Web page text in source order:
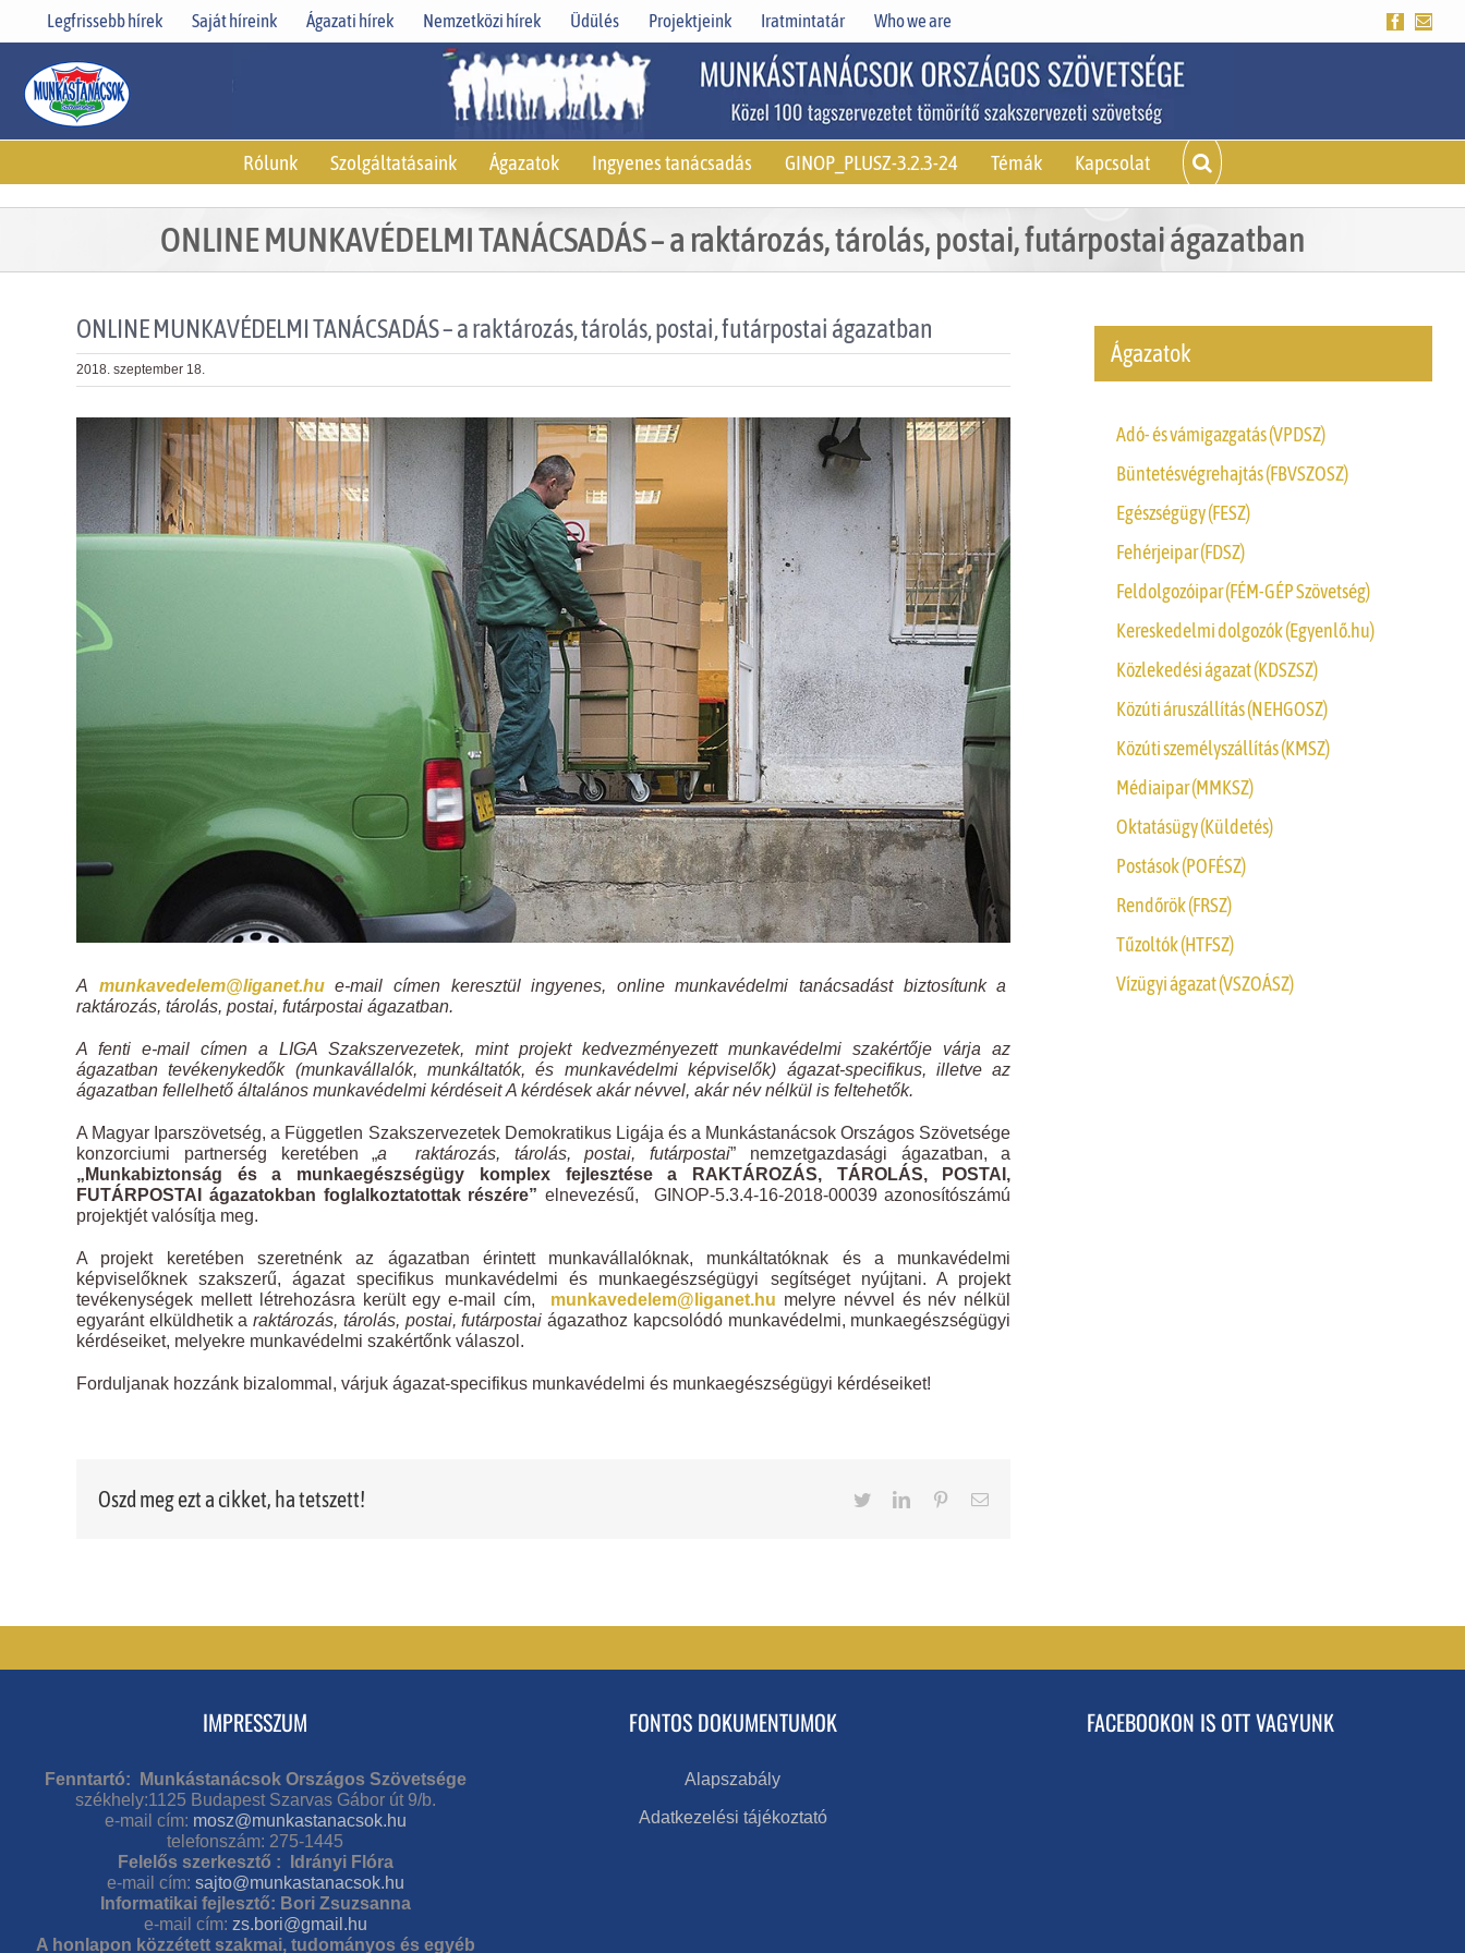
Legfrissebb hírek Saját híreink Ágazati hírek Nemzetközi hírek Üdülés Projektjeink Iratmintatár Who we are Facebook
Rólunk Szolgáltatásaink Ágazatok Ingyenes tanácsadás GINOP_PLUSZ-3.2.3-24 Témák Kapcsolat
ONLINE MUNKAVÉDELMI TANÁCSADÁS – a raktározás, tárolás, postai, futárpostai ágazatban
ONLINE MUNKAVÉDELMI TANÁCSADÁS – a raktározás, tárolás, postai, futárpostai ágazatban
2018. szeptember 18.
Larger
Image
A munkavedelem@liganet.hue-mail címen keresztül ingyenes, online munkavédelmi tanácsadást biztosítunk a
raktározás, tárolás, postai, futárpostai ágazatban.
A fenti e-mail címen a LIGA Szakszervezetek, mint projekt kedvezményezett munkavédelmi szakértője várja az
ágazatban tevékenykedők (munkavállalók, munkáltatók, és munkavédelmi képviselők) ágazat-specifikus, illetve az
ágazatban fellelhető általános munkavédelmi kérdéseit A kérdések akár névvel, akár név nélkül is feltehetők.
A Magyar Iparszövetség, a Független Szakszervezetek Demokratikus Ligája és a Munkástanácsok Országos Szövetsége
konzorciumi partnerség keretében „a raktározás, tárolás, postai, futárpostai” nemzetgazdasági ágazatban, a
„Munkabiztonság és a munkaegészségügy komplex fejlesztése a RAKTÁROZÁS, TÁROLÁS, POSTAI,
FUTÁRPOSTAI ágazatokban foglalkoztatottak részére” elnevezésű, GINOP-5.3.4-16-2018-00039 azonosítószámú
projektjét valósítja meg.
A projekt keretében szeretnénk az ágazatban érintett munkavállalóknak, munkáltatóknak és a munkavédelmi
képviselőknek szakszerű, ágazat specifikus munkavédelmi és munkaegészségügyi segítséget nyújtani. A projekt
tevékenységek mellett létrehozásra került egy e-mail cím, munkavedelem@liganet.hu melyre névvel és név nélkül
egyaránt elküldhetik araktározás, tárolás, postai, futárpostaiágazathoz kapcsolódó munkavédelmi, munkaegészségügyi
kérdéseiket, melyekre munkavédelmi szakértőnk válaszol.
Forduljanak hozzánk bizalommal, várjuk ágazat-specifikus munkavédelmi és munkaegészségügyi kérdéseiket!
Oszd meg ezt a cikket, ha tetszett! TwitterLinkedInPinterestEmail
Ágazatok
Adó- és vámigazgatás (VPDSZ)
Büntetésvégrehajtás (FBVSZOSZ)
Egészségügy (FESZ)
Fehérjeipar (FDSZ)
Feldolgozóipar (FÉM-GÉP Szövetség)
Kereskedelmi dolgozók (Egyenlő.hu)
Közlekedési ágazat (KDSZSZ)
Közúti áruszállítás (NEHGOSZ)
Közúti személyszállítás (KMSZ)
Médiaipar (MMKSZ)
Oktatásügy (Küldetés)
Postások (POFÉSZ)
Rendőrök (FRSZ)
Tűzoltók (HTFSZ)
Vízügyi ágazat (VSZOÁSZ)
IMPRESSZUM
Fenntartó: Munkástanácsok Országos Szövetsége
székhely:1125 Budapest Szarvas Gábor út 9/b.
e-mail cím: mosz@munkastanacsok.hu
telefonszám: 275-1445
Felelős szerkesztő : Idrányi Flóra
e-mail cím: sajto@munkastanacsok.hu
Informatikai fejlesztő: Bori Zsuzsanna
e-mail cím: zs.bori@gmail.hu
A honlapon közzétett szakmai, tudományos és egyéb
FONTOS DOKUMENTUMOK
Alapszabály
Adatkezelési tájékoztató
FACEBOOKON IS OTT VAGYUNK